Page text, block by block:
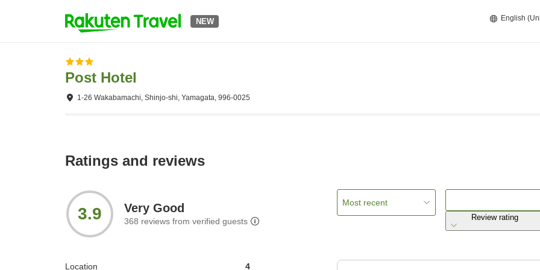
NEW English
Post Hotel
1-26 Wakabamachi, Shinjo-shi, Yamagata, 996-0025
Ratings and reviews
3.9 Very Good
368 reviews from verified guests
Location 4
Most recent
Review rating